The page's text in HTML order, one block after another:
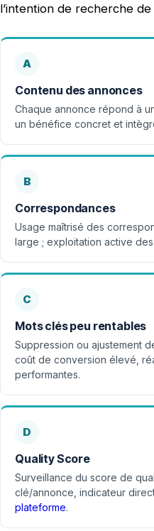
l’intention de recherche de
A
Contenu des annonces
Chaque annonce répond à
un bénéfice concret et
B
Correspondances
Usage maîtrisé des
large ; exploitation active
C
Mots clés peu rentables
Suppression ou ajustement
coût de conversion élevé,
performantes.
D
Quality Score
Surveillance du score de
clé/annonce, indicateur
plateforme.